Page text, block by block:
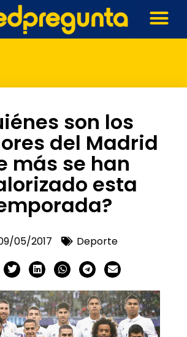
son los
del Madrid
más se han
esta
05/2017 Deporte